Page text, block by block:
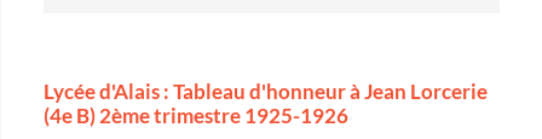
Lycée d'Alais : Tableau d'honneur à Jean Lorcerie
(4e B) 2ème trimestre 1925-1926